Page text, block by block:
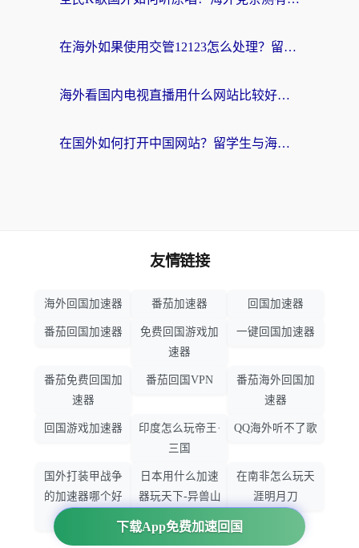
在海外如果使用交管12123怎么处理？留学生亲测有效的回国加速方案
海外看国内电视直播用什么网站比较好？一篇解决你所有追剧难题的实用指南
在国外如何打开中国网站？留学生与海外华人的无缝访问指南
下载App免费加速回国
友情链接
海外回国加速器 番茄加速器 回国加速器
番茄回国加速器
免费回国游戏加
速器
一键回国加速器
番茄免费回国加
速器
番茄回国VPN
番茄海外回国加
速器
回国游戏加速器
印度怎么玩帝王·
三国
QQ海外听不了歌
国外打装甲战争
的加速器哪个好
日本用什么加速
器玩天下-异兽山
海
在南非怎么玩天
涯明月刀